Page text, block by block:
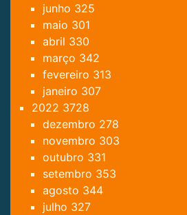
junho 325
maio 301
abril 330
março 342
fevereiro 313
janeiro 307
2022 3728
dezembro 278
novembro 303
outubro 331
setembro 353
agosto 344
julho 327